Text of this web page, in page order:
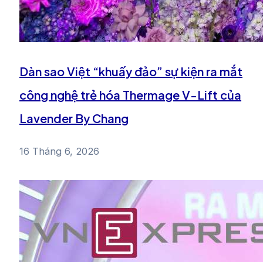
Dàn sao Việt “khuấy đảo” sự kiện ra mắt
công nghệ trẻ hóa Thermage V-Lift của
Lavender By Chang
16 Tháng 6, 2026